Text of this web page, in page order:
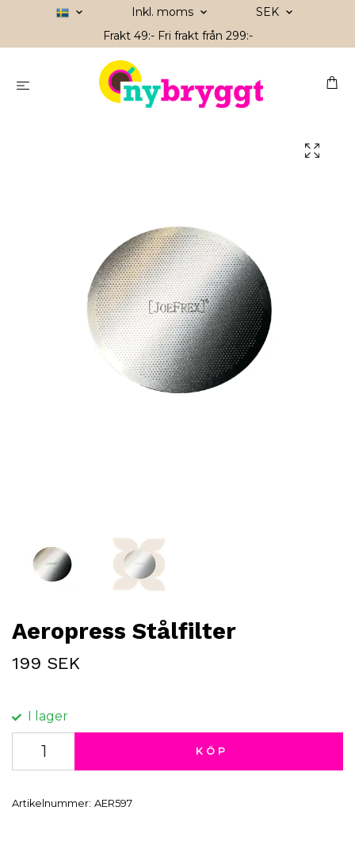
Inkl. moms
SEK
Frakt 49:- Fri frakt från 299:-
Aeropress Stålfilter
199 SEK
I lager
KÖP
Artikelnummer: AER597